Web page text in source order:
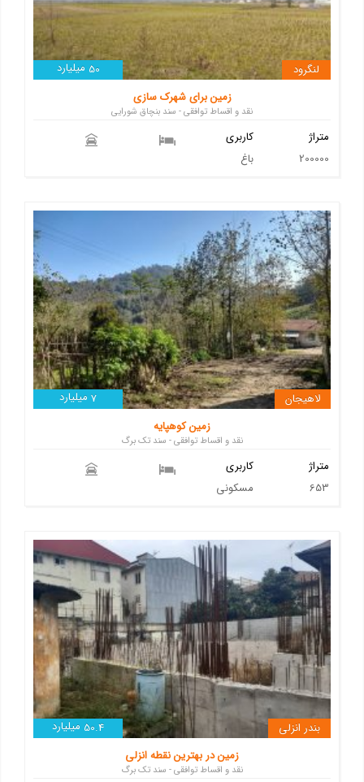
50 میلیارد
لنگرود
زمین برای شهرک سازی
نقد و اقساط توافقی - سند بنچاق شورایی
کاربری
باغ
متراژ
200000
7 میلیارد
لاهیجان
زمین کوهپایه
نقد و اقساط توافقی - سند تک برگ
کاربری
مسکونی
متراژ
653
50.4 میلیارد
بندر انزلی
زمین در بهترین نقطه انزلی
نقد و اقساط توافقی - سند تک برگ